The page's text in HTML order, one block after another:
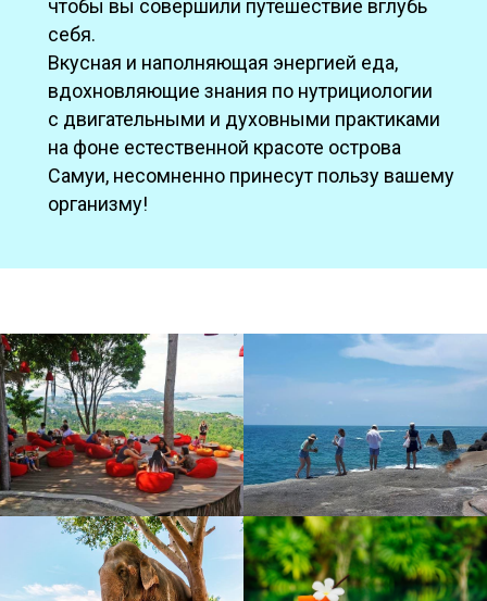
чтобы вы совершили путешествие вглубь
себя.
Вкусная и наполняющая энергией еда,
вдохновляющие знания по нутрициологии
с двигательными и духовными практиками
на фоне естественной красоте острова
Самуи, несомненно принесут пользу вашему
организму!